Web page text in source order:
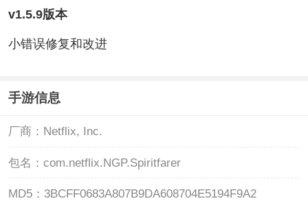
v1.5.9版本
小错误修复和改进
手游信息
厂商： Netflix, Inc.
包名： com.netflix.NGP.Spiritfarer
MD5： 3BCFF0683A807B9DA608704E5194F9A2